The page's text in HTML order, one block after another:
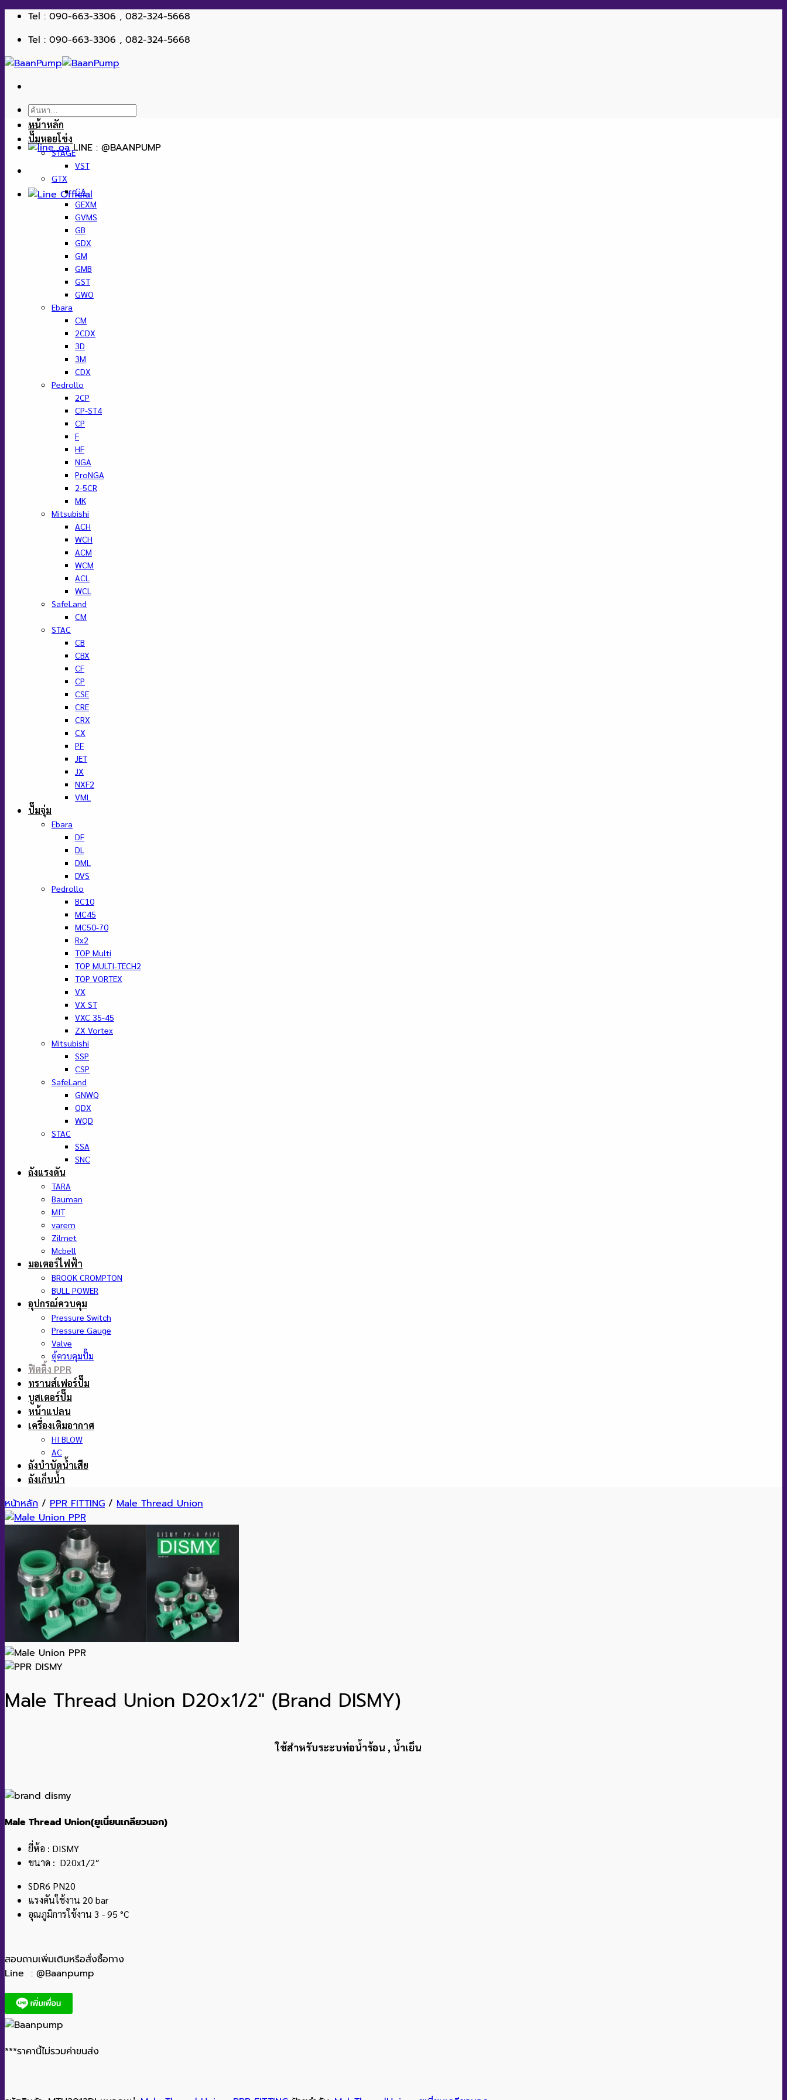
ข้าม
เนื้อหา
Tel : 090-663-3306 , 082-324-5668
Tel : 090-663-3306 , 082-324-5668
ค้นหา:
LINE : @BAANPUMP
หน้าหลัก
ปั๊มหอยโข่ง
STAGE
VST
GTX
GA
GEXM
GVMS
GB
GDX
GM
GMB
GST
GWO
Ebara
CM
2CDX
3D
3M
CDX
Pedrollo
2CP
CP-ST4
CP
F
HF
NGA
ProNGA
2-5CR
MK
Mitsubishi
ACH
WCH
ACM
WCM
ACL
WCL
SafeLand
CM
STAC
CB
CBX
CF
CP
CSE
CRE
CRX
CX
PF
JET
JX
NXF2
VML
ปั๊มจุ่ม
Ebara
DF
DL
DML
DVS
Pedrollo
BC10
MC45
MC50-70
Rx2
TOP Multi
TOP MULTI-TECH2
TOP VORTEX
VX
VX ST
VXC 35-45
ZX Vortex
Mitsubishi
SSP
CSP
SafeLand
GNWQ
QDX
WQD
STAC
SSA
SNC
ถังแรงดัน
TARA
Bauman
MIT
varem
Zilmet
Mcbell
มอเตอร์ไฟฟ้า
BROOK CROMPTON
BULL POWER
อุปกรณ์ควบคุม
Pressure Switch
Pressure Gauge
Valve
ตู้ควบคุมปั๊ม
ฟิตติ้ง PPR
ทรานส์เฟอร์ปั๊ม
บูสเตอร์ปั๊ม
หน้าแปลน
เครื่องเติมอากาศ
HI BLOW
AC
ถังบำบัดน้ำเสีย
ถังเก็บน้ำ
หน้าหลัก / PPR FITTING / Male Thread Union
Male Thread Union D20x1/2″ (Brand DISMY)
ใช้สำหรับระะบท่อน้ำร้อน , น้ำเย็น
Male Thread Union(ยูเนี่ยนเกลียวนอก)
ยี่ห้อ : DISMY
ขนาด : D20x1/2″
SDR6 PN20
แรงดันใช้งาน 20 bar
อุณภูมิการใช้งาน 3 - 95 °C
สอบถามเพิ่มเติมหรือสั่งซื้อทาง
Line : @Baanpump
***ราคานี้ไม่รวมค่าขนส่ง